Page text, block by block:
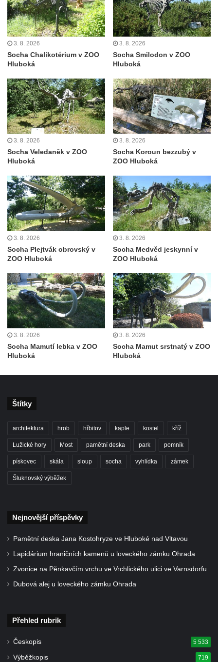
3. 8. 2026
Socha Chalikotérium v ZOO
Hluboká
3. 8. 2026
Socha Smilodon v ZOO
Hluboká
3. 8. 2026
Socha Veledaněk v ZOO
Hluboká
3. 8. 2026
Socha Koroun bezzubý v
ZOO Hluboká
3. 8. 2026
Socha Plejtvák obrovský v
ZOO Hluboká
3. 8. 2026
Socha Medvěd jeskynní v
ZOO Hluboká
3. 8. 2026
Socha Mamutí lebka v ZOO
Hluboká
3. 8. 2026
Socha Mamut srstnatý v ZOO
Hluboká
Štítky
architektura hrob hřbitov kaple kostel kříž
Lužické hory Most pamětní deska park pomník
pískovec skála sloup socha vyhlídka zámek
Šluknovský výběžek
Nejnovější příspěvky
Pamětní deska Jana Kostohryze ve Hluboké nad Vltavou
Lapidárium hraničních kamenů u loveckého zámku Ohrada
Zvonice na Pěnkavčím vrchu ve Vrchlického ulici ve Varnsdorfu
Dubová alej u loveckého zámku Ohrada
Přehled rubrik
Českopis 5 533
Výběžkopis 719